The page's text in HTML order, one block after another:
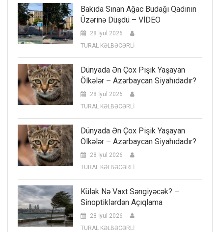
Bakıda Sınan Ağac Budağı Qadının
Üzərinə Düşdü – VİDEO
28 İyul 2026
TURAL KƏLBƏCƏRLİ
Dünyada Ən Çox Pişik Yaşayan
Ölkələr – Azərbaycan Siyahıdadır?
28 İyul 2026
TURAL KƏLBƏCƏRLİ
Dünyada Ən Çox Pişik Yaşayan
Ölkələr – Azərbaycan Siyahıdadır?
28 İyul 2026
TURAL KƏLBƏCƏRLİ
Külək Nə Vaxt Səngiyəcək? –
Sinoptiklərdən Açıqlama
28 İyul 2026
TURAL KƏLBƏCƏRLİ